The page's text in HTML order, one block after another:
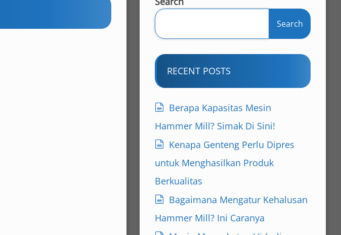
Search
RECENT POSTS
Berapa Kapasitas Mesin
Hammer Mill? Simak Di Sini!
Kenapa Genteng Perlu Dipres
untuk Menghasilkan Produk
Berkualitas
Bagaimana Mengatur Kehalusan
Hammer Mill? Ini Caranya